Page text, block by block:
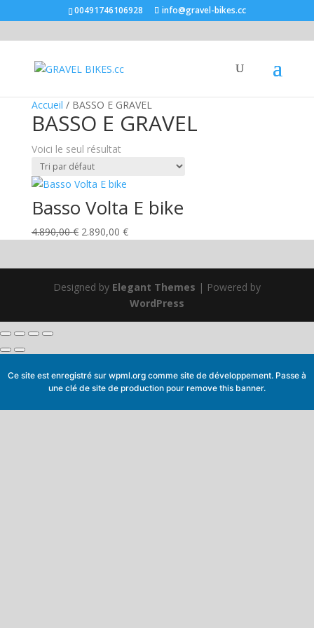
00491746106928 info@gravel-bikes.cc
Accueil / BASSO E GRAVEL
BASSO E GRAVEL
Voici le seul résultat
Promo !
Basso Volta E bike
4.890,00€ Le
4.890,00 €.
2.890,00 €Le
2.890,00 €.
Designed by Elegant Themes | Powered by
WordPress
Ce site est enregistré sur wpml.org comme site de développement. Passe à
une clé de site de production pour remove this banner.